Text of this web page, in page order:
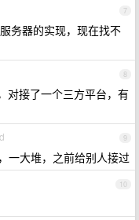
7
务器的实现，现在找不
8
对接了一个三方平台，有
9
一大堆，之前给别人接过
10